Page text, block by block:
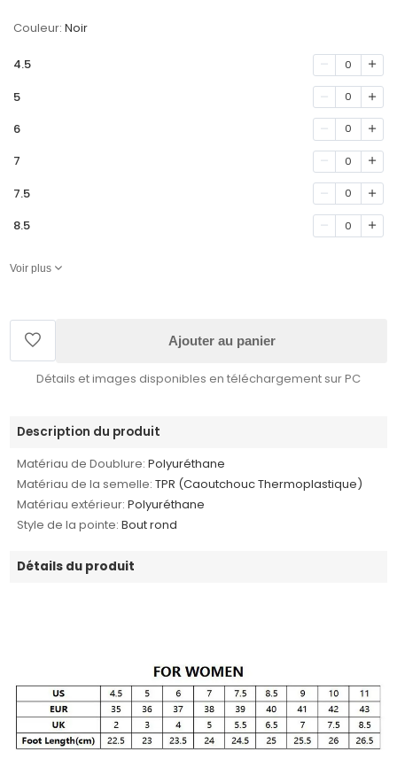
Couleur: Noir
4.5 0
5 0
6 0
7 0
7.5 0
8.5 0
Voir plus
Ajouter au panier
Détails et images disponibles en téléchargement sur PC
Description du produit
Matériau de Doublure: Polyuréthane
Matériau de la semelle: TPR (Caoutchouc Thermoplastique)
Matériau extérieur: Polyuréthane
Style de la pointe: Bout rond
Détails du produit